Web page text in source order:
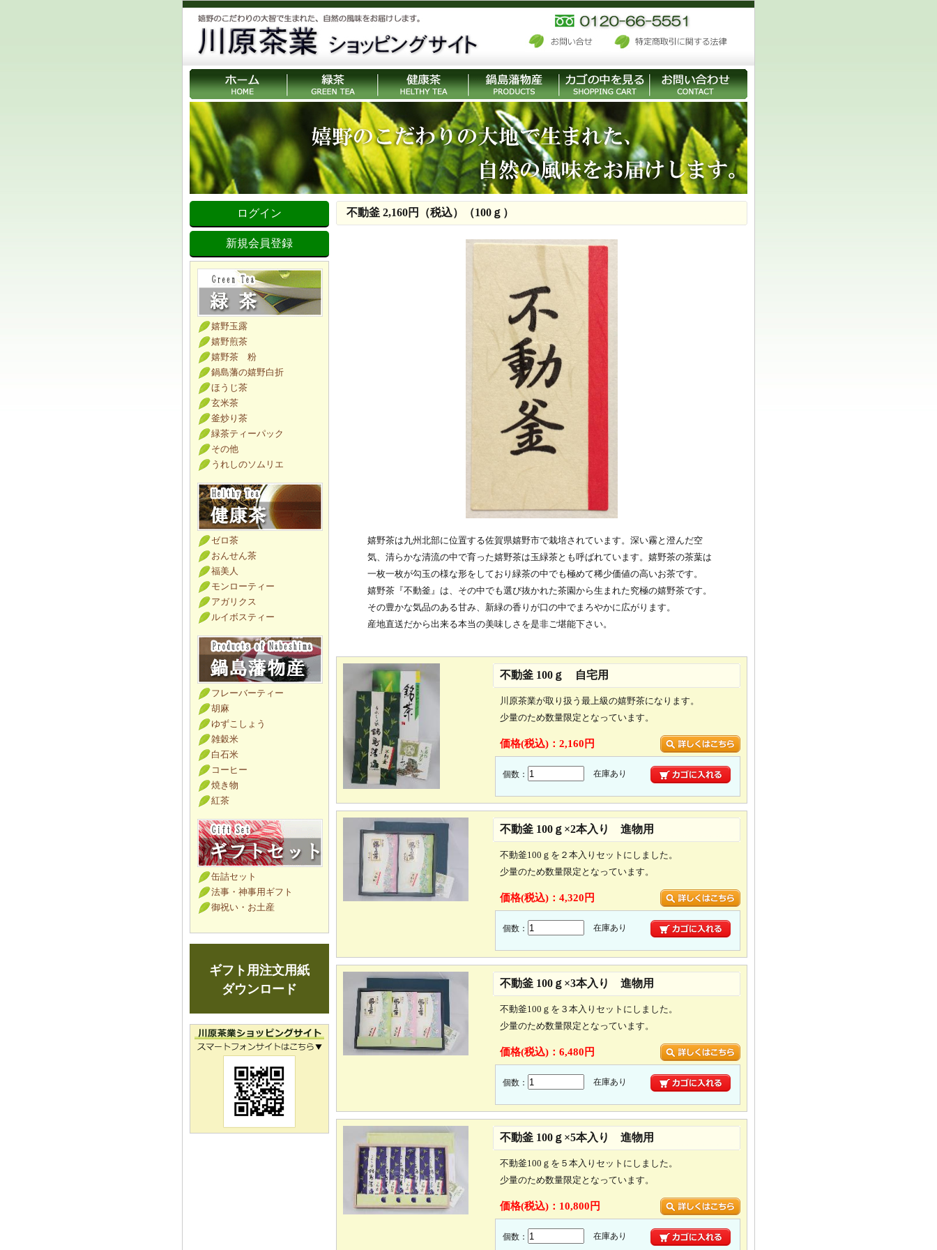
ログイン
新規会員登録
嬉野玉露
嬉野煎茶
嬉野茶 粉
鍋島藩の嬉野白折
ほうじ茶
玄米茶
釜炒り茶
緑茶ティーパック
その他
うれしのソムリエ
ゼロ茶
おんせん茶
福美人
モンローティー
アガリクス
ルイボスティー
フレーバーティー
胡麻
ゆずこしょう
雑穀米
白石米
コーヒー
焼き物
紅茶
缶詰セット
法事・神事用ギフト
御祝い・お土産
ギフト用注文用紙
ダウンロード
不動釜 2,160円（税込）（100ｇ）
嬉野茶は九州北部に位置する佐賀県嬉野市で栽培されています。深い霧と澄んだ空
気、清らかな清流の中で育った嬉野茶は玉緑茶とも呼ばれています。嬉野茶の茶葉は
一枚一枚が勾玉の様な形をしており緑茶の中でも極めて稀少価値の高いお茶です。
嬉野茶『不動釜』は、その中でも選び抜かれた茶園から生まれた究極の嬉野茶です。
その豊かな気品のある甘み、新緑の香りが口の中でまろやかに広がります。
産地直送だから出来る本当の美味しさを是非ご堪能下さい。
不動釜 100ｇ 自宅用
川原茶業が取り扱う最上級の嬉野茶になります。
少量のため数量限定となっています。
価格(税込)： 2,160円
個数： 在庫あり
不動釜 100ｇ×2本入り 進物用
不動釜100ｇを２本入りセットにしました。
少量のため数量限定となっています。
価格(税込)： 4,320円
個数： 在庫あり
不動釜 100ｇ×3本入り 進物用
不動釜100ｇを３本入りセットにしました。
少量のため数量限定となっています。
価格(税込)： 6,480円
個数： 在庫あり
不動釜 100ｇ×5本入り 進物用
不動釜100ｇを５本入りセットにしました。
少量のため数量限定となっています。
価格(税込)： 10,800円
個数： 在庫あり